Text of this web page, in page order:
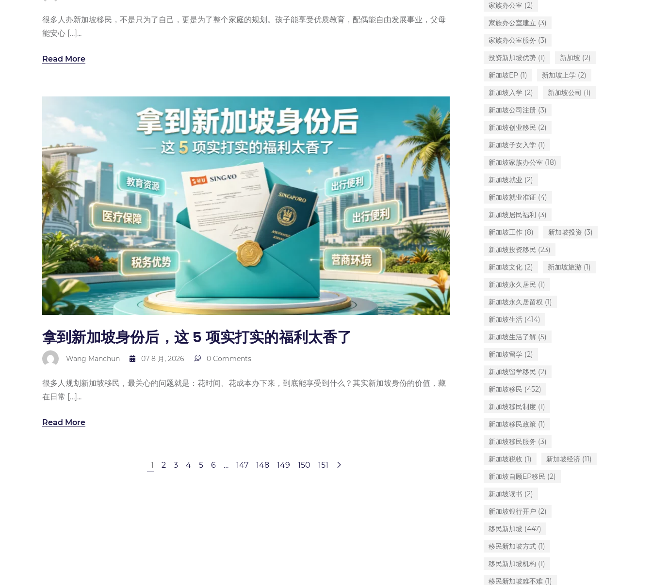
很多人办新加坡移民，不是只为了自己，更是为了整个家庭的规划。孩子能享受优质教育，配偶能自由发展事业，父母
能安心 […]...
Read More
拿到新加坡身份后，这 5 项实打实的福利太香了
Wang Manchun 07 8 月, 2026 0 Comments
很多人规划新加坡移民，最关心的问题就是：花时间、花成本办下来，到底能享受到什么？其实新加坡身份的价值，藏
在日常 […]...
Read More
1 2 3 4 5 6 … 147 148 149 150 151
家族办公室 (2)
家族办公室建立 (3)
家族办公室服务 (3)
投资新加坡优势 (1) 新加坡 (2)
新加坡EP (1) 新加坡上学 (2)
新加坡入学 (2) 新加坡公司 (1)
新加坡公司注册 (3)
新加坡创业移民 (2)
新加坡子女入学 (1)
新加坡家族办公室 (18)
新加坡就业 (2)
新加坡就业准证 (4)
新加坡居民福利 (3)
新加坡工作 (8) 新加坡投资 (3)
新加坡投资移民 (23)
新加坡文化 (2) 新加坡旅游 (1)
新加坡永久居民 (1)
新加坡永久居留权 (1)
新加坡生活 (414)
新加坡生活了解 (5)
新加坡留学 (2)
新加坡留学移民 (2)
新加坡移民 (452)
新加坡移民制度 (1)
新加坡移民政策 (1)
新加坡移民服务 (3)
新加坡税收 (1) 新加坡经济 (11)
新加坡自顾EP移民 (2)
新加坡读书 (2)
新加坡银行开户 (2)
移民新加坡 (447)
移民新加坡方式 (1)
移民新加坡机构 (1)
移民新加坡难不难 (1)